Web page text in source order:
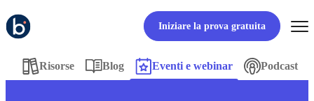
Iniziare la prova gratuita
Risorse Blog Eventi e webinar Podcast